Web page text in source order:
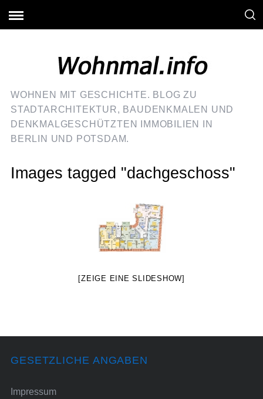
WOHNEN MIT GESCHICHTE. BLOG ZU
STADTARCHITEKTUR, BAUDENKMALEN UND
DENKMALGESCHÜTZTEN IMMOBILIEN IN
BERLIN UND POTSDAM.
Images tagged "dachgeschoss"
[ZEIGE EINE SLIDESHOW]
GESETZLICHE ANGABEN
Impressum